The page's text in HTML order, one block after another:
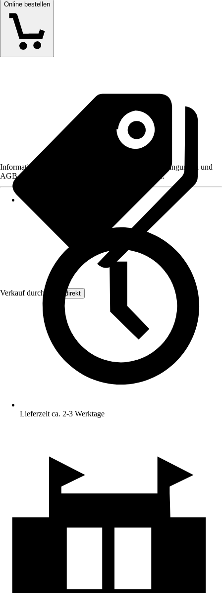
Online bestellen
Verkauf durch: Floordirekt
Informationen des Verkäufers, wie z. B. Rückgabebedingungen und
AGB, finden Sie bei Klick auf den Verkäufernamen.
Lieferzeit ca. 2-3 Werktage